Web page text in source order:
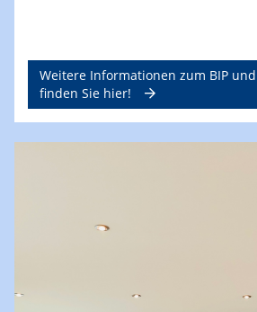
Ansatzes des Programms)
Gebühren: Keine
Studierende
finden Sie hier!